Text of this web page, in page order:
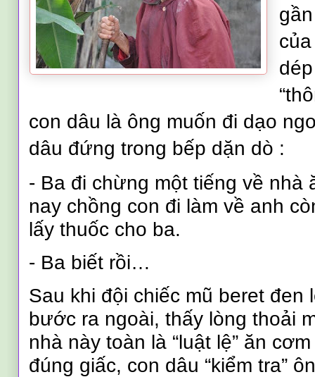
con dâu là ông muốn đi dạo
dâu đứng trong bếp dặn dò :
- Ba đi chừng một tiếng về nhà
nay chồng con đi làm về anh
lấy thuốc cho ba.
- Ba biết rồi…
Sau khi đội chiếc mũ beret đen
bước ra ngoài, thấy lòng thoải
nhà này toàn là “luật lệ” ăn
đúng giấc, con dâu “kiểm tra”